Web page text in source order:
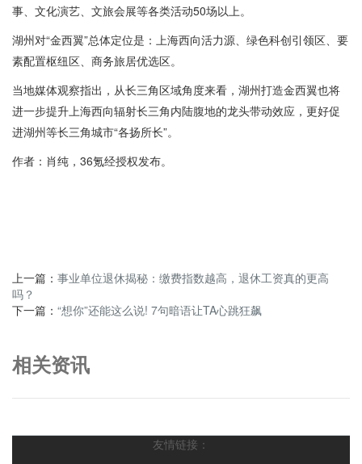
事、文化演艺、文旅会展等各类活动50场以上。
湖州对“金西翼”总体定位是：上海西向活力源、绿色科创引领区、要
素配置枢纽区、商务旅居优选区。
当地媒体观察指出，从长三角区域角度来看，湖州打造金西翼也将
进一步提升上海西向辐射长三角内陆腹地的龙头带动效应，更好促
进湖州等长三角城市“各扬所长”。
作者：肖纯，36氪经授权发布。
上一篇： 事业单位退休揭秘：缴费指数越高，退休工资真的更高
吗？
下一篇： “想你”还能这么说! 7句暗语让TA心跳狂飙
相关资讯
友情链接：